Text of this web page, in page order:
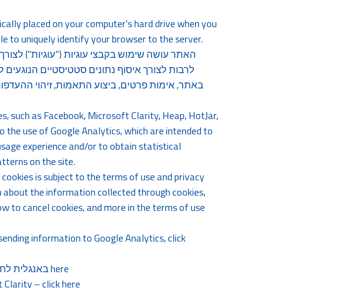
placed on your computer's hard drive when you
to uniquely identify your browser to the server.
האתר עושה שימוש בקבצי עוגיות ("עוגיות")
באתר, אימות פרטים, ביצוע התאמות, זיהוי
such as Facebook, Microsoft Clarity, Heap, HotJar,
the use of Google Analytics, which are intended to
experience and/or to obtain statistical
on the site.
is subject to the terms of use and privacy
the information collected through cookies,
to cancel cookies, and more in the terms of use
information to Google Analytics, click
here
– clickhere